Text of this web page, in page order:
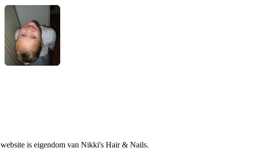
is eigendom van Nikki's Hair & Nails.